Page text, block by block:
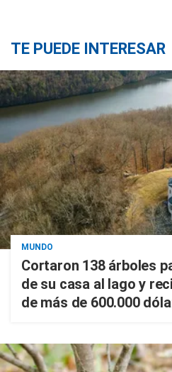
TE PUEDE INTERESAR
MUNDO
Cortaron 138 árboles
de su casa al lago y
de más de 600.000